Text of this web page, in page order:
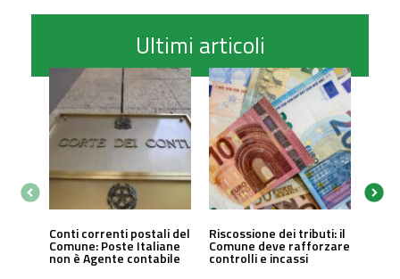
Ultimi articoli
Conti correnti postali del
Comune: Poste Italiane
non è Agente contabile
Riscossione dei tributi: il
Comune deve rafforzare
controlli e incassi